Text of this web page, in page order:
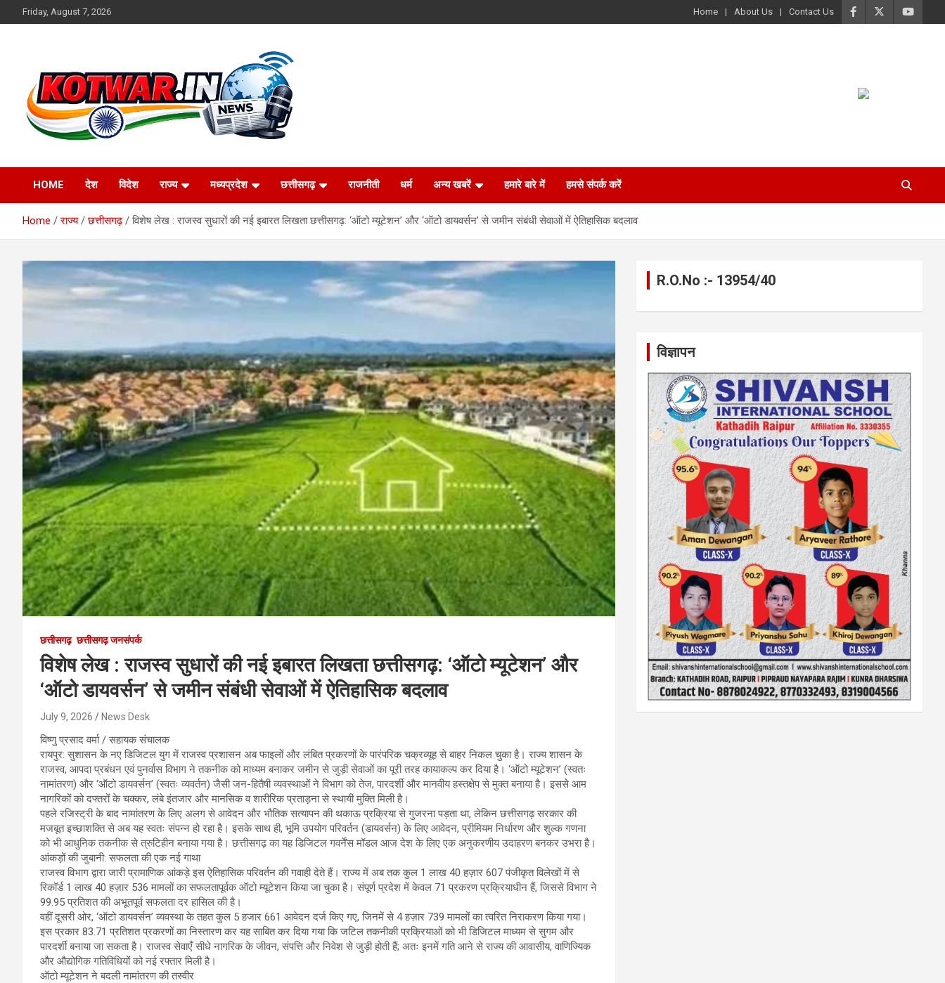
to
Friday, August 7, 2026 Home About Us Contact Us
kotwar.in
HOME देश विदेश राज्य मध्यप्रदेश छत्तीसगढ़ राजनीती धर्म अन्य खबरें हमारे बारे में हमसे संपर्क करें
Home राज्य छत्तीसगढ़ विशेष लेख : ​राजस्व सुधारों की नई इबारत लिखता छत्तीसगढ़: ‘ऑटो म्यूटेशन’ और ‘ऑटो डायवर्सन’ से जमीन संबंधी सेवाओं में ऐतिहासिक बदलाव
छत्तीसगढ़ छत्तीसगढ़ जनसंपर्क
विशेष लेख : ​राजस्व सुधारों की नई इबारत लिखता छत्तीसगढ़: ‘ऑटो म्यूटेशन’ और
‘ऑटो डायवर्सन’ से जमीन संबंधी सेवाओं में ऐतिहासिक बदलाव
July 9, 2026 News Desk
विष्णु प्रसाद वर्मा / सहायक संचालक
​रायपुर: सुशासन के नए डिजिटल युग में राजस्व प्रशासन अब फाइलों और लंबित प्रकरणों के पारंपरिक चक्रव्यूह से बाहर निकल चुका है। राज्य शासन के
राजस्व, आपदा प्रबंधन एवं पुनर्वास विभाग ने तकनीक को माध्यम बनाकर जमीन से जुड़ी सेवाओं का पूरी तरह कायाकल्प कर दिया है। ‘ऑटो म्यूटेशन’ (स्वतः
नामांतरण) और ‘ऑटो डायवर्सन’ (स्वतः व्यवर्तन) जैसी जन-हितैषी व्यवस्थाओं ने विभाग को तेज, पारदर्शी और मानवीय हस्तक्षेप से मुक्त बनाया है। इससे आम
नागरिकों को दफ्तरों के चक्कर, लंबे इंतजार और मानसिक व शारीरिक प्रताड़ना से स्थायी मुक्ति मिली है।
पहले रजिस्ट्री के बाद नामांतरण के लिए अलग से आवेदन और भौतिक सत्यापन की थकाऊ प्रक्रिया से गुजरना पड़ता था, लेकिन छत्तीसगढ़ सरकार की
मजबूत इच्छाशक्ति से अब यह स्वतः संपन्न हो रहा है। इसके साथ ही, भूमि उपयोग परिवर्तन (डायवर्सन) के लिए आवेदन, प्रीमियम निर्धारण और शुल्क गणना
को भी आधुनिक तकनीक से त्रुटिहीन बनाया गया है। छत्तीसगढ़ का यह डिजिटल गवर्नेंस मॉडल आज देश के लिए एक अनुकरणीय उदाहरण बनकर उभरा है।
​आंकड़ों की जुबानी: सफलता की एक नई गाथा
​राजस्व विभाग द्वारा जारी प्रामाणिक आंकड़े इस ऐतिहासिक परिवर्तन की गवाही देते हैं। राज्य में अब तक कुल 1 लाख 40 हज़ार 607 पंजीकृत विलेखों में से
रिकॉर्ड 1 लाख 40 हज़ार 536 मामलों का सफलतापूर्वक ऑटो म्यूटेशन किया जा चुका है। संपूर्ण प्रदेश में केवल 71 प्रकरण प्रक्रियाधीन हैं, जिससे विभाग ने
99.95 प्रतिशत की अभूतपूर्व सफलता दर हासिल की है।
​वहीं दूसरी ओर, ‘ऑटो डायवर्सन’ व्यवस्था के तहत कुल 5 हजार 661 आवेदन दर्ज किए गए, जिनमें से 4 हज़ार 739 मामलों का त्वरित निराकरण किया गया।
इस प्रकार 83.71 प्रतिशत प्रकरणों का निस्तारण कर यह साबित कर दिया गया कि जटिल तकनीकी प्रक्रियाओं को भी डिजिटल माध्यम से सुगम और
पारदर्शी बनाया जा सकता है। राजस्व सेवाएँ सीधे नागरिक के जीवन, संपत्ति और निवेश से जुड़ी होती हैं; अतः इनमें गति आने से राज्य की आवासीय, वाणिज्यिक
और औद्योगिक गतिविधियों को नई रफ्तार मिली है।
​ऑटो म्यूटेशन ने बदली नामांतरण की तस्वीर
R.O.No :- 13954/40
विज्ञापन